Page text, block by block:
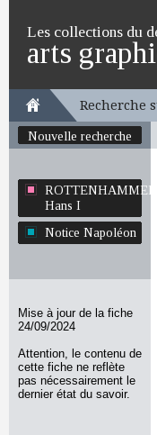
Les collections du
arts
Recherche
Nouvelle recherche
ROTTENHAMMER
Hans I
Notice Napoléon
Mise à jour de la fiche
24/09/2024
Attention, le contenu de
cette fiche ne reflète
pas nécessairement le
dernier état du savoir.